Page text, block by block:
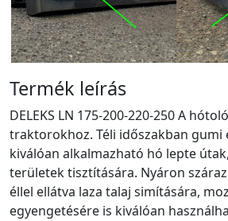
Termék leírás
DELEKS LN 175-200-220-250 A
traktorokhoz. Téli időszakban gumi
kiválóan alkalmazható hó lepte
területek tisztítására. Nyáron
éllel ellátva laza talaj simítására,
egyengetésére is kiválóan